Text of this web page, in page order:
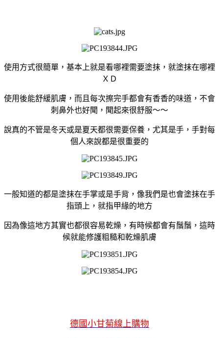
使用方式很簡單，基本上就是看哪裡需要塗抹，就塗抹在哪裡
ＸＤ
使用後能舒緩肌膚，而且每次擦完手都會有香香的味道，不會
刺鼻外也好聞，聞起來很舒服～～
說真的不管是冬天或是夏天都很需要保養，尤其是手，手對每
個人來說都是很重要的
一般知道的都是塗抹在手掌或是手背，像我們是也會塗抹在手
指頭上，就指甲緣的地方
因為像這地方其實也都很容易乾燥，有時候都會有鬚鬚，這時
候就能修護粗糙和乾燥肌膚
德國小甘菊線上購物